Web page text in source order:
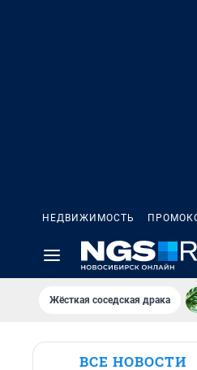
НЕДВИЖИМОСТЬ
Жёсткая соседская драка
ВСЕ НОВОСТИ